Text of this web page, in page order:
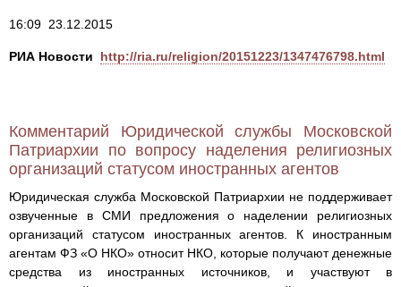
16:09 23.12.2015
РИА Новости http://ria.ru/religion/20151223/1347476798.html
Комментарий Юридической службы Московской
Патриархии по вопросу наделения религиозных
организаций статусом иностранных агентов
Юридическая служба Московской Патриархии не поддерживает
озвученные в СМИ предложения о наделении религиозных
организаций статусом иностранных агентов. К иностранным
агентам ФЗ «О НКО» относит НКО, которые получают денежные
средства из иностранных источников, и участвуют в